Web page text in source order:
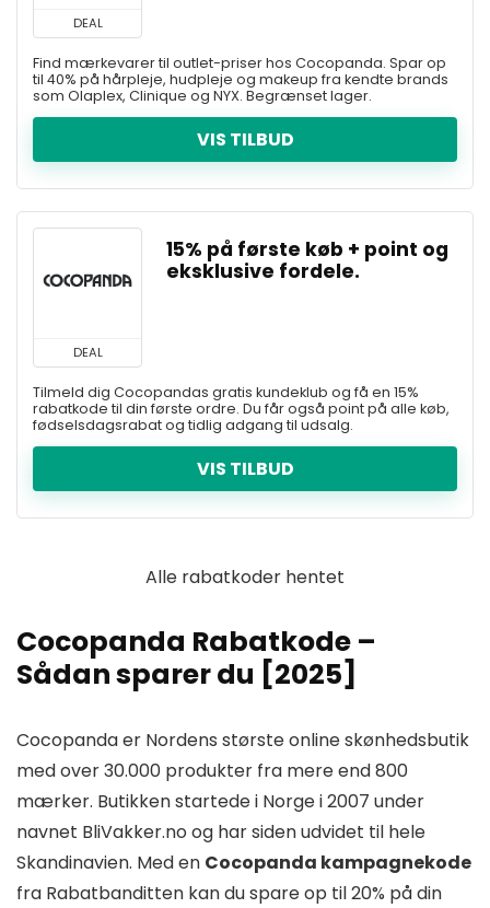
DEAL
Find mærkevarer til outlet-priser hos Cocopanda. Spar op
til 40% på hårpleje, hudpleje og makeup fra kendte brands
som Olaplex, Clinique og NYX. Begrænset lager.
VIS TILBUD
DEAL
15% på første køb + point og
eksklusive fordele.
Tilmeld dig Cocopandas gratis kundeklub og få en 15%
rabatkode til din første ordre. Du får også point på alle køb,
fødselsdagsrabat og tidlig adgang til udsalg.
VIS TILBUD
Alle rabatkoder hentet
Cocopanda Rabatkode –
Sådan sparer du [2025]
Cocopanda er Nordens største online skønhedsbutik
med over 30.000 produkter fra mere end 800
mærker. Butikken startede i Norge i 2007 under
navnet BliVakker.no og har siden udvidet til hele
Skandinavien. Med en Cocopanda kampagnekode
fra Rabatbanditten kan du spare op til 20% på din